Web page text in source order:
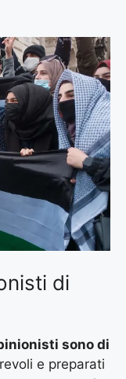
di
sono di
e preparati